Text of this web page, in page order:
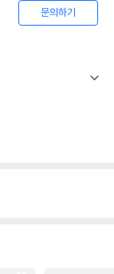
문의하기